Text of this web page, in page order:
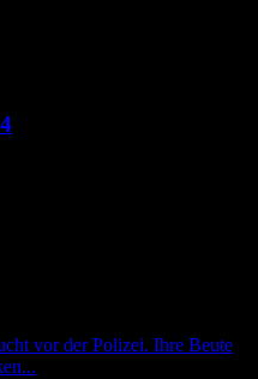
vor der Polizei. Ihre Beute